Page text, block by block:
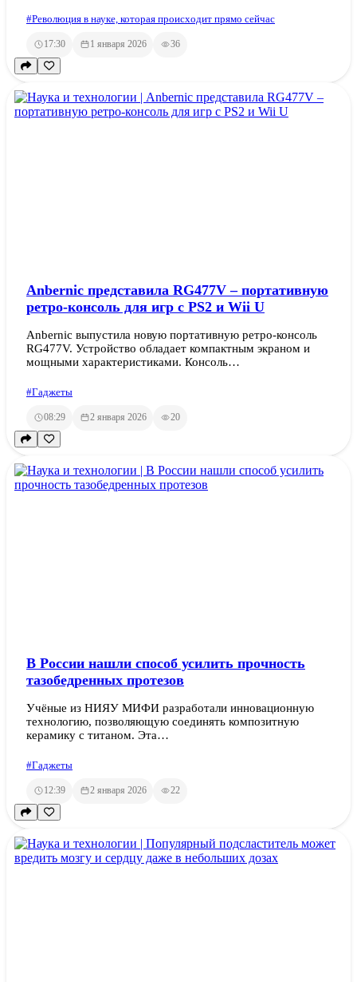
#Революция в науке, которая происходит прямо сейчас
17:30 1 января 2026 36
Anbernic представила RG477V – портативную
ретро-консоль для игр с PS2 и Wii U
Anbernic выпустила новую портативную ретро-консоль
RG477V. Устройство обладает компактным экраном и
мощными характеристиками. Консоль…
#Гаджеты
08:29 2 января 2026 20
В России нашли способ усилить прочность
тазобедренных протезов
Учёные из НИЯУ МИФИ разработали инновационную
технологию, позволяющую соединять композитную
керамику с титаном. Эта…
#Гаджеты
12:39 2 января 2026 22